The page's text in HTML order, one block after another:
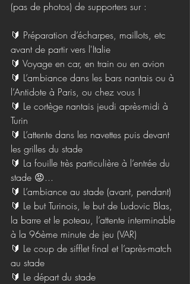
(pas de photos) de supporters sur :
🔰 Préparation d’écharpes, maillots, etc
avant de partir vers l'Italie
🔰 Voyage en car, en train ou en avion
🔰 L’ambiance dans les bars nantais ou à
l’Antidote à Paris, ou chez vous !
🔰 Le cortège nantais jeudi après-midi à
Turin
🔰 L’attente dans les navettes puis devant
les grilles du stade
🔰 La fouille très particulière à l’entrée du
stade 😡...
🔰 L’ambiance au stade (avant, pendant)
🔰 Le but Turinois, le but de Ludovic Blas,
la barre et le poteau, l’attente interminable
à la 96ème minute de jeu (VAR)
🔰 Le coup de sifflet final et l’après-match
au stade
🔰 Le départ du stade